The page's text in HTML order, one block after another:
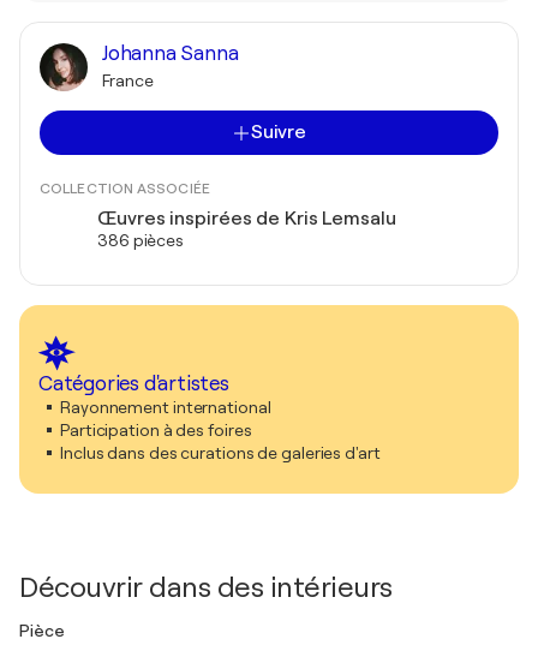
Johanna Sanna
France
Suivre
COLLECTION ASSOCIÉE
Œuvres inspirées de Kris Lemsalu
386 pièces
Catégories d'artistes
Rayonnement international
Participation à des foires
Inclus dans des curations de galeries d'art
Découvrir dans des intérieurs
Pièce